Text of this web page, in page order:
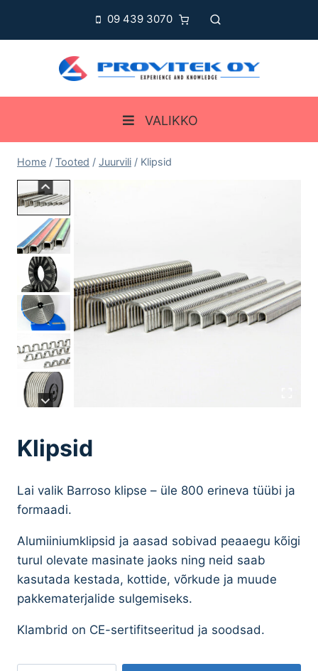
09 439 3070
VALIKKO
Home / Tooted / Juurvili / Klipsid
Klipsid
Lai valik Barroso klipse – üle 800 erineva tüübi ja
formaadi.
Alumiiniumklipsid ja aasad sobivad peaaegu kõigi
turul olevate masinate jaoks ning neid saab
kasutada kestada, kottide, võrkude ja muude
pakkematerjalide sulgemiseks.
Klambrid on CE-sertifitseeritud ja soodsad.